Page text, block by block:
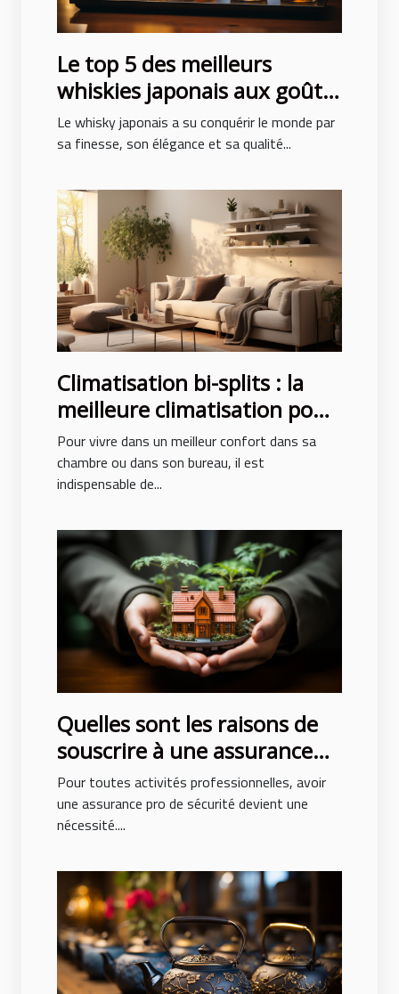
Le top 5 des meilleurs
whiskies japonais aux goûts
exceptionnels
Le whisky japonais a su conquérir le monde par
sa finesse, son élégance et sa qualité...
Climatisation bi-splits : la
meilleure climatisation pour
un confort des pièces
Pour vivre dans un meilleur confort dans sa
chambre ou dans son bureau, il est
indispensable de...
Quelles sont les raisons de
souscrire à une assurance
pro sécurité ?
Pour toutes activités professionnelles, avoir
une assurance pro de sécurité devient une
nécessité....